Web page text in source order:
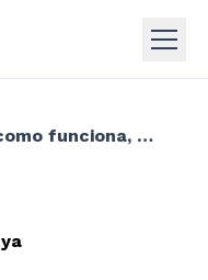
Atacarejo: o que é, como funciona, desafios e como superá-los